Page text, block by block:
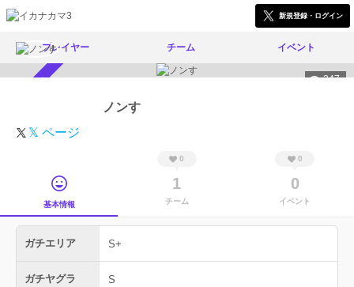
新規登録・ログイン
プレイヤー チーム イベント
347
ノンす
𝕏 ページ
基本情報
0
1
チーム
0
0
イベント
ガチエリア S+
ガチヤグラ S